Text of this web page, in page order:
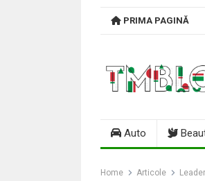
PRIMA PAGINĂ
Auto
Home Articole